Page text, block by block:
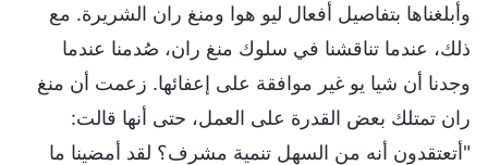
وأبلغناها بتفاصيل أفعال ليو هوا ومنغ ران الشريرة. مع
ذلك، عندما تناقشنا في سلوك منغ ران، صُدمنا عندما
وجدنا أن شيا يو غير موافقة على إعفائها. زعمت أن منغ
ران تمتلك بعض القدرة على العمل، حتى أنها قالت:
"أتعتقدون أنه من السهل تنمية مشرف؟ لقد أمضينا ما